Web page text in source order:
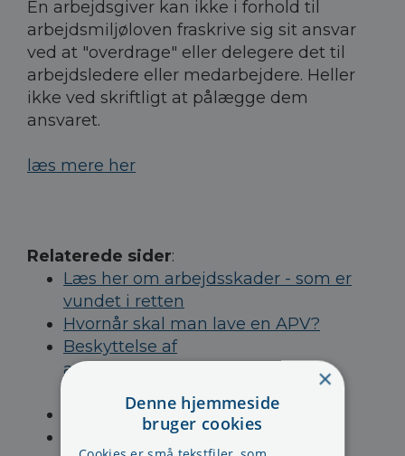
En arbejdsgiver kan ikke i forhold til
arbejdsmiljøloven fraskrive sig sit ansvar
ved at "overdrage" eller delegere det til
arbejdsledere eller medarbejdere. Heller
ikke ved skriftligt at pålægge dem
ansvaret.
læs mere her
Relaterede sider:
Læs her om arbejdsskader - som er
vundet i retten
Hvornår skal man lave en APV?
Beskyttelse af
arbejdsmiljørepræsentanten -
herunder fyring
Fyring koster SAS 300.000 kroner
Betaling i forbindelse med møder
×
Denne hjemmeside
bruger cookies